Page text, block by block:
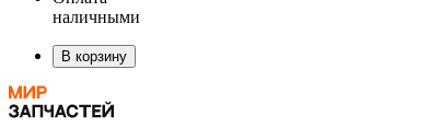
наличными
В корзину